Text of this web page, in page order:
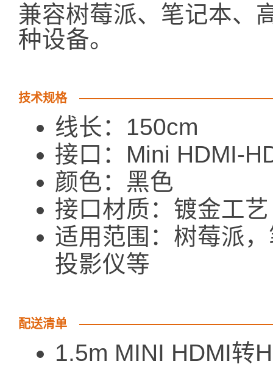
兼容树莓派、笔记本、
种设备。
技术规格
线长：150cm
接口：Mini HDMI-
颜色：黑色
接口材质：镀金工艺
适用范围：树莓派
投影仪等
配送清单
1.5m MINI HDMI转